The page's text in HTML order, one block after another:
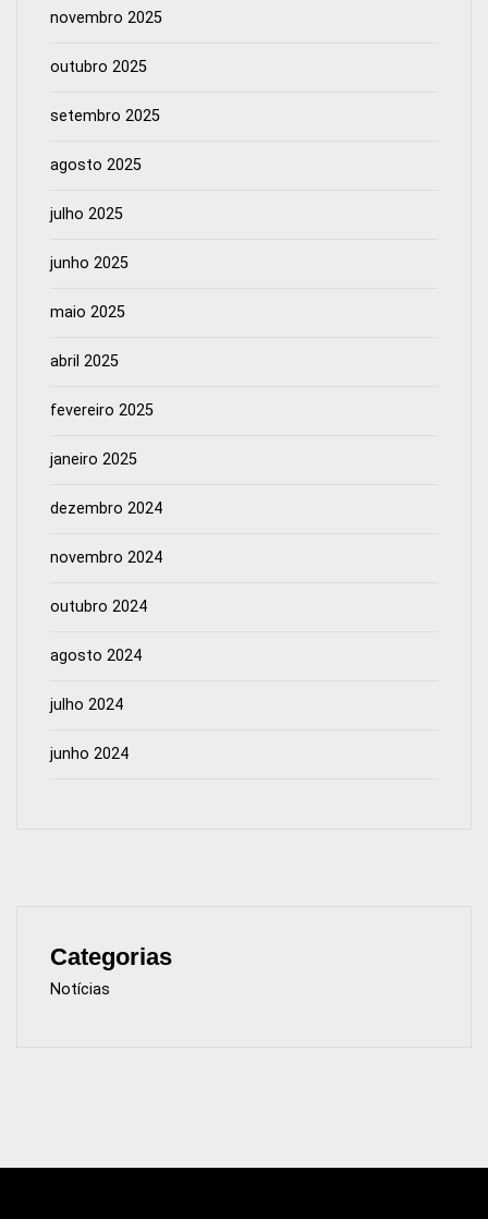
novembro 2025
outubro 2025
setembro 2025
agosto 2025
julho 2025
junho 2025
maio 2025
abril 2025
fevereiro 2025
janeiro 2025
dezembro 2024
novembro 2024
outubro 2024
agosto 2024
julho 2024
junho 2024
Categorias
Notícias